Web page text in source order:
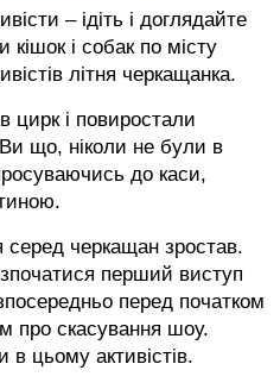
– ідіть і доглядайте
і собак по місту
літня черкащанка.
цирк і повиростали
що, ніколи не були в
до каси,
серед черкащан зростав.
перший виступ
перед початком
про скасування шоу.
цьому активістів.